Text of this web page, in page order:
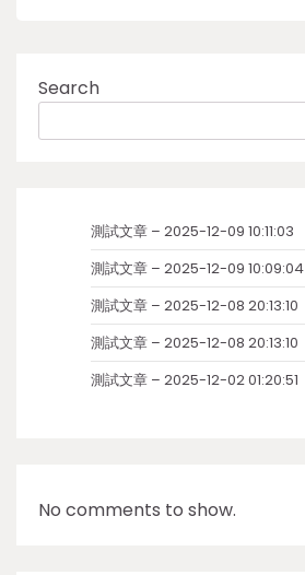
Search
測試文章 – 2025-12-09 10:11:03
測試文章 – 2025-12-09 10:09:04
測試文章 – 2025-12-08 20:13:10
測試文章 – 2025-12-08 20:13:10
測試文章 – 2025-12-02 01:20:51
No comments to show.